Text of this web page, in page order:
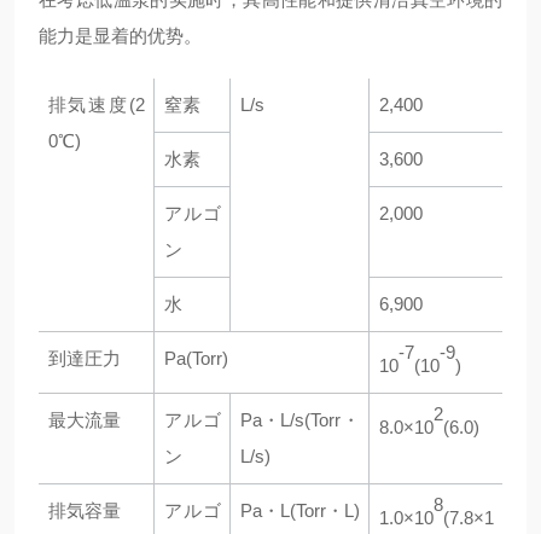
能力是显着的优势。
排気速度(2
0℃)
窒素 L/s 2,400
水素 3,600
アルゴ
ン
2,000
水 6,900
到達圧力 Pa(Torr) 10
-7
(10
-9
)
最大流量
アルゴ
ン
Pa・L/s(Torr・
L/s)
8.0×10
2
(6.0)
排気容量
アルゴ
Pa・L(Torr・L) 1.0×10
8
(7.8×1